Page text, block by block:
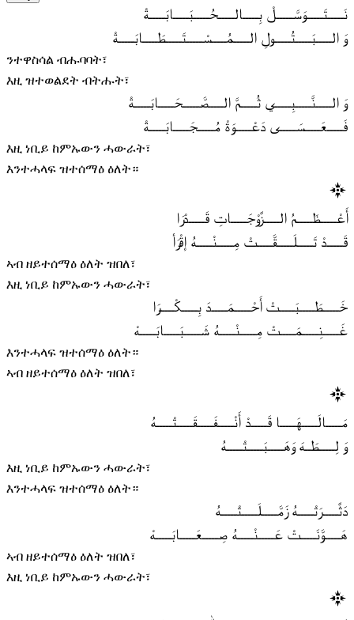
نَـــــتَـــــوَسَّـــــلْ بِـــــالـــــحُـــــبَـــــابَـــــةْ
وَ الـــــبَـــــتُـــــولِ الـــــمُـــــسْـــــتَـــــطَـــــابَـــــةْ
ንተዋስሳል ብሑባባት፣
እዚ ዝተወልደት ብትሑት፣
وَ الـــــنَّـــــبِـــــي ثُـــــمَّ الـــــصَّـــــحَـــــابَـــــةْ
فَـــــعَـــــسَـــــى دَعْـــــوَةْ مُـــــجَـــــابَـــــةْ
እዚ ነቢይ ከምኡውን ሓውራት፣
እንተሓላፍ ዝተሰማዕ ዕለት።
أَعْـــــظَـــــمُ الـــــزَّوْجَـــــاتِ قَـــــدْرَا
قَـــــدْ تَـــــلَـــــقَّـــــتْ مِـــــنْـــــهُ إقْرَأ
ኣብ ዘይተሰማዕ ዕለት ዝበለ፣
እዚ ነቢይ ከምኡውን ሓውራት፣
خَـــــطَـــــبَـــــتْ أَحْـــــمَـــــدَ بِـــــكْـــــرَا
غَـــــنِـــــمَـــــتْ مِـــــنْـــــهُ شَـــــبَـــــابَـــــهْ
እንተሓላፍ ዝተሰማዕ ዕለት።
ኣብ ዘይተሰማዕ ዕለት ዝበለ፣
مَـــــالَـــــهَـــــا قَـــــدْ أَنْـــــفَـــــقَـــــتْـــــهُ
وَ لِـــــطَــهَ وَهَـــــبَـــــتْـــــهُ
እዚ ነቢይ ከምኡውን ሓውራት፣
እንተሓላፍ ዝተሰማዕ ዕለት።
دَثَّـــــرَتْـــــهُ زَمَّـــــلَـــــتْـــــهُ
هَـــــوَّنَـــــتْ عَـــــنْـــــهُ صِـــــعَـــــابَـــــهْ
ኣብ ዘይተሰማዕ ዕለት ዝበለ፣
እዚ ነቢይ ከምኡውን ሓውራት፣